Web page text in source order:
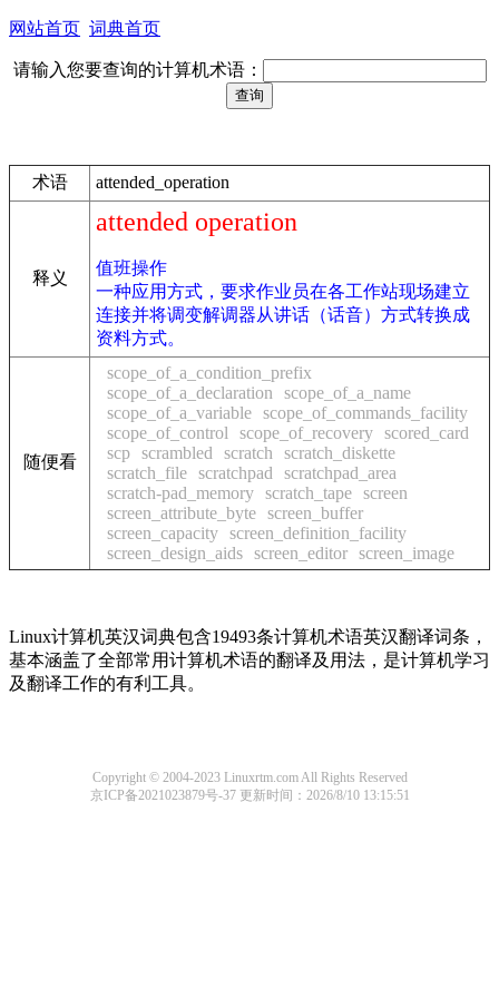
网站首页 词典首页
请输入您要查询的计算机术语：
术语 attended_operation
释义
attended operation
值班操作
一种应用方式，要求作业员在各工作站现场建立
连接并将调变解调器从讲话（话音）方式转换成
资料方式。
随便看
scope_of_a_condition_prefix
scope_of_a_declaration
scope_of_a_name
scope_of_a_variable scope_of_commands_facility
scope_of_control
scope_of_recovery scored_card
scp scrambled scratch
scratch_diskette
scratch_file scratchpad
scratchpad_area
scratch-pad_memory scratch_tape screen
screen_attribute_byte screen_buffer
screen_capacity screen_definition_facility
screen_design_aids screen_editor screen_image
Linux计算机英汉词典包含19493条计算机术语英汉翻译词条，
基本涵盖了全部常用计算机术语的翻译及用法，是计算机学习
及翻译工作的有利工具。
Copyright © 2004-2023 Linuxrtm.com All Rights Reserved
京ICP备2021023879号-37更新时间：2026/8/10 13:15:51